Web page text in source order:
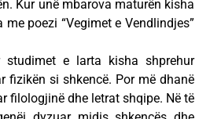
Kur unë mbarova maturën kisha
poezi “Vegimet e Vendlindjes”
studimet e larta kisha shprehur
fizikën si shkencë. Por më dhanë
filologjinë dhe letrat shqipe. Në të